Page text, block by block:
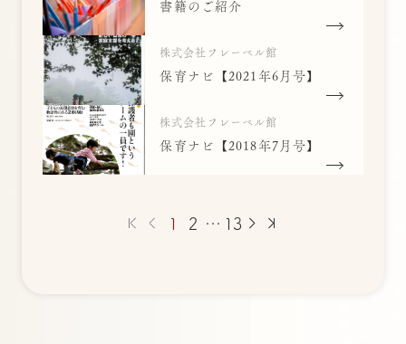
書籍のご紹介
株式会社フレーベル館
保育ナビ【2021年6月号】
株式会社フレーベル館
保育ナビ【2018年7月号】
1 2 … 13